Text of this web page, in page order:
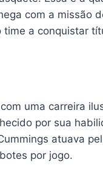
com a missão
time a conquistar
uma carreira
por sua
atuava
por jogo.